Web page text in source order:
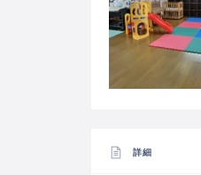
詳細